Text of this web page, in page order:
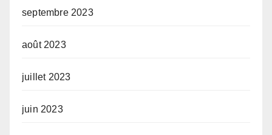
septembre 2023
août 2023
juillet 2023
juin 2023